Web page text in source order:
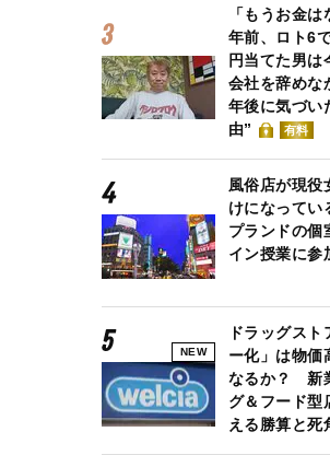
「もうお金
年前、ロト6
円当てた男
会社を辞めな
年後に気づい
由”
有料
風俗店が現役
けになってい
プランドの個
イン授業に
NEW
ドラッグス
ー化」は物価
なるか？ 新
グ＆フード型
える勝算と死